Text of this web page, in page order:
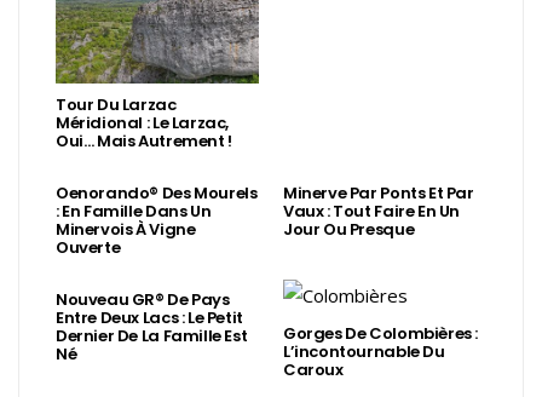
Tour Du Larzac
Méridional : Le Larzac,
Oui… Mais Autrement !
Oenorando® Des Mourels
: En Famille Dans Un
Minervois À Vigne
Ouverte
Minerve Par Ponts Et Par
Vaux : Tout Faire En Un
Jour Ou Presque
Nouveau GR® De Pays
Entre Deux Lacs : Le Petit
Dernier De La Famille Est
Né
Gorges De Colombières :
L’incontournable Du
Caroux